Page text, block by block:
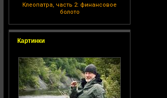
Клеопатра, часть 2: финансовое
болото
Картинки